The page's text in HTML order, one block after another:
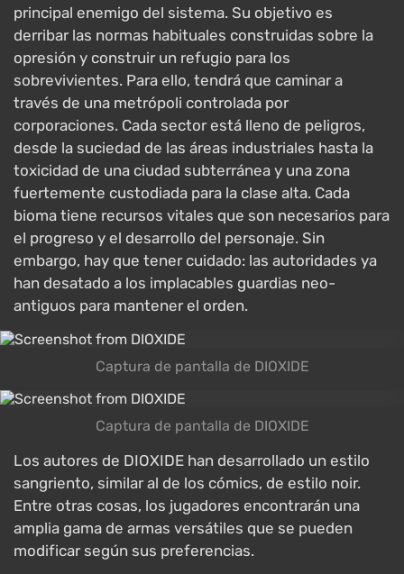
principal enemigo del sistema. Su objetivo es
derribar las normas habituales construidas sobre la
opresión y construir un refugio para los
sobrevivientes. Para ello, tendrá que caminar a
través de una metrópoli controlada por
corporaciones. Cada sector está lleno de peligros,
desde la suciedad de las áreas industriales hasta la
toxicidad de una ciudad subterránea y una zona
fuertemente custodiada para la clase alta. Cada
bioma tiene recursos vitales que son necesarios para
el progreso y el desarrollo del personaje. Sin
embargo, hay que tener cuidado: las autoridades ya
han desatado a los implacables guardias neo-
antiguos para mantener el orden.
Captura de pantalla de DIOXIDE
Captura de pantalla de DIOXIDE
Los autores de DIOXIDE han desarrollado un estilo
sangriento, similar al de los cómics, de estilo noir.
Entre otras cosas, los jugadores encontrarán una
amplia gama de armas versátiles que se pueden
modificar según sus preferencias.